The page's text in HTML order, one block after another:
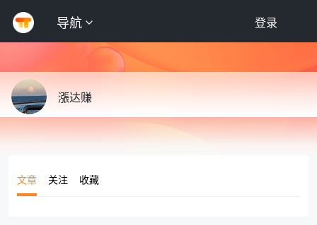
导航 登录
漲达赚
文章 关注 收藏